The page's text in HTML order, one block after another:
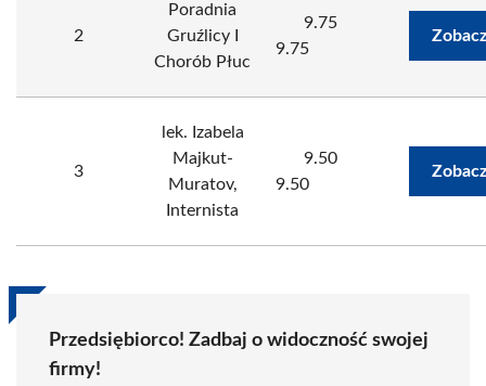
2
Poradnia
Gruźlicy I
Chorób Płuc
9.75
9.75
3
lek. Izabela
Majkut-
Muratov,
Internista
9.50
9.50
Przedsiębiorco! Zadbaj o widoczność swojej
firmy!